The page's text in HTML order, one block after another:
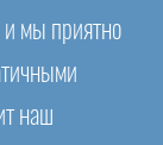
и мы приятно
наш